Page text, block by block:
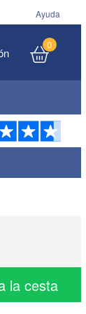
Ayuda
0
la cesta